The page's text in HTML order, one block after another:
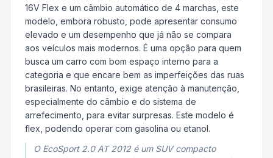
16V Flex e um câmbio automático de 4 marchas, este
modelo, embora robusto, pode apresentar consumo
elevado e um desempenho que já não se compara
aos veículos mais modernos. É uma opção para quem
busca um carro com bom espaço interno para a
categoria e que encare bem as imperfeições das ruas
brasileiras. No entanto, exige atenção à manutenção,
especialmente do câmbio e do sistema de
arrefecimento, para evitar surpresas. Este modelo é
flex, podendo operar com gasolina ou etanol.
O EcoSport 2.0 AT 2012 é um SUV compacto